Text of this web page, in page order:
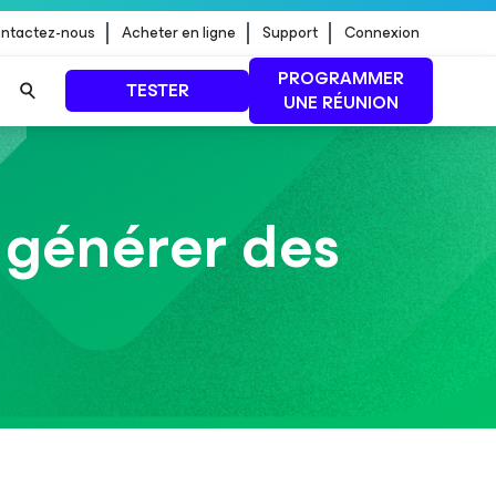
nous Acheter en ligne Support Connexion
TESTER
PROGRAMMER
UNE RÉUNION
de
des